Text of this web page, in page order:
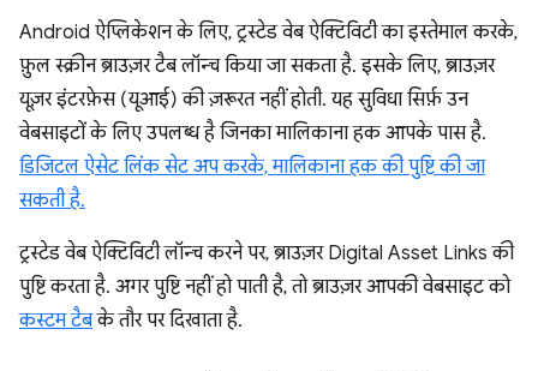
Android ऐप्लिकेशन के लिए, ट्रस्टेड वेब ऐक्टिविटी का इस्तेमाल करके,
फ़ुल स्क्रीन ब्राउज़र टैब लॉन्च किया जा सकता है. इसके लिए, ब्राउज़र
यूज़र इंटरफ़ेस (यूआई) की ज़रूरत नहीं होती. यह सुविधा सिर्फ़ उन
वेबसाइटों के लिए उपलब्ध है जिनका मालिकाना हक आपके पास है.
डिजिटल ऐसेट लिंक सेट अप करके, मालिकाना हक की पुष्टि की जा
सकती है.
ट्रस्टेड वेब ऐक्टिविटी लॉन्च करने पर, ब्राउज़र Digital Asset Links की
पुष्टि करता है. अगर पुष्टि नहीं हो पाती है, तो ब्राउज़र आपकी वेबसाइट को
कस्टम टैबके तौर पर दिखाता है.